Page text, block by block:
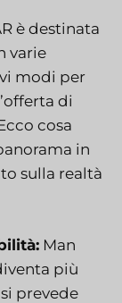
è destinata
varie
modi per
di
cosa
in
sulla realtà
Man
più
prevede